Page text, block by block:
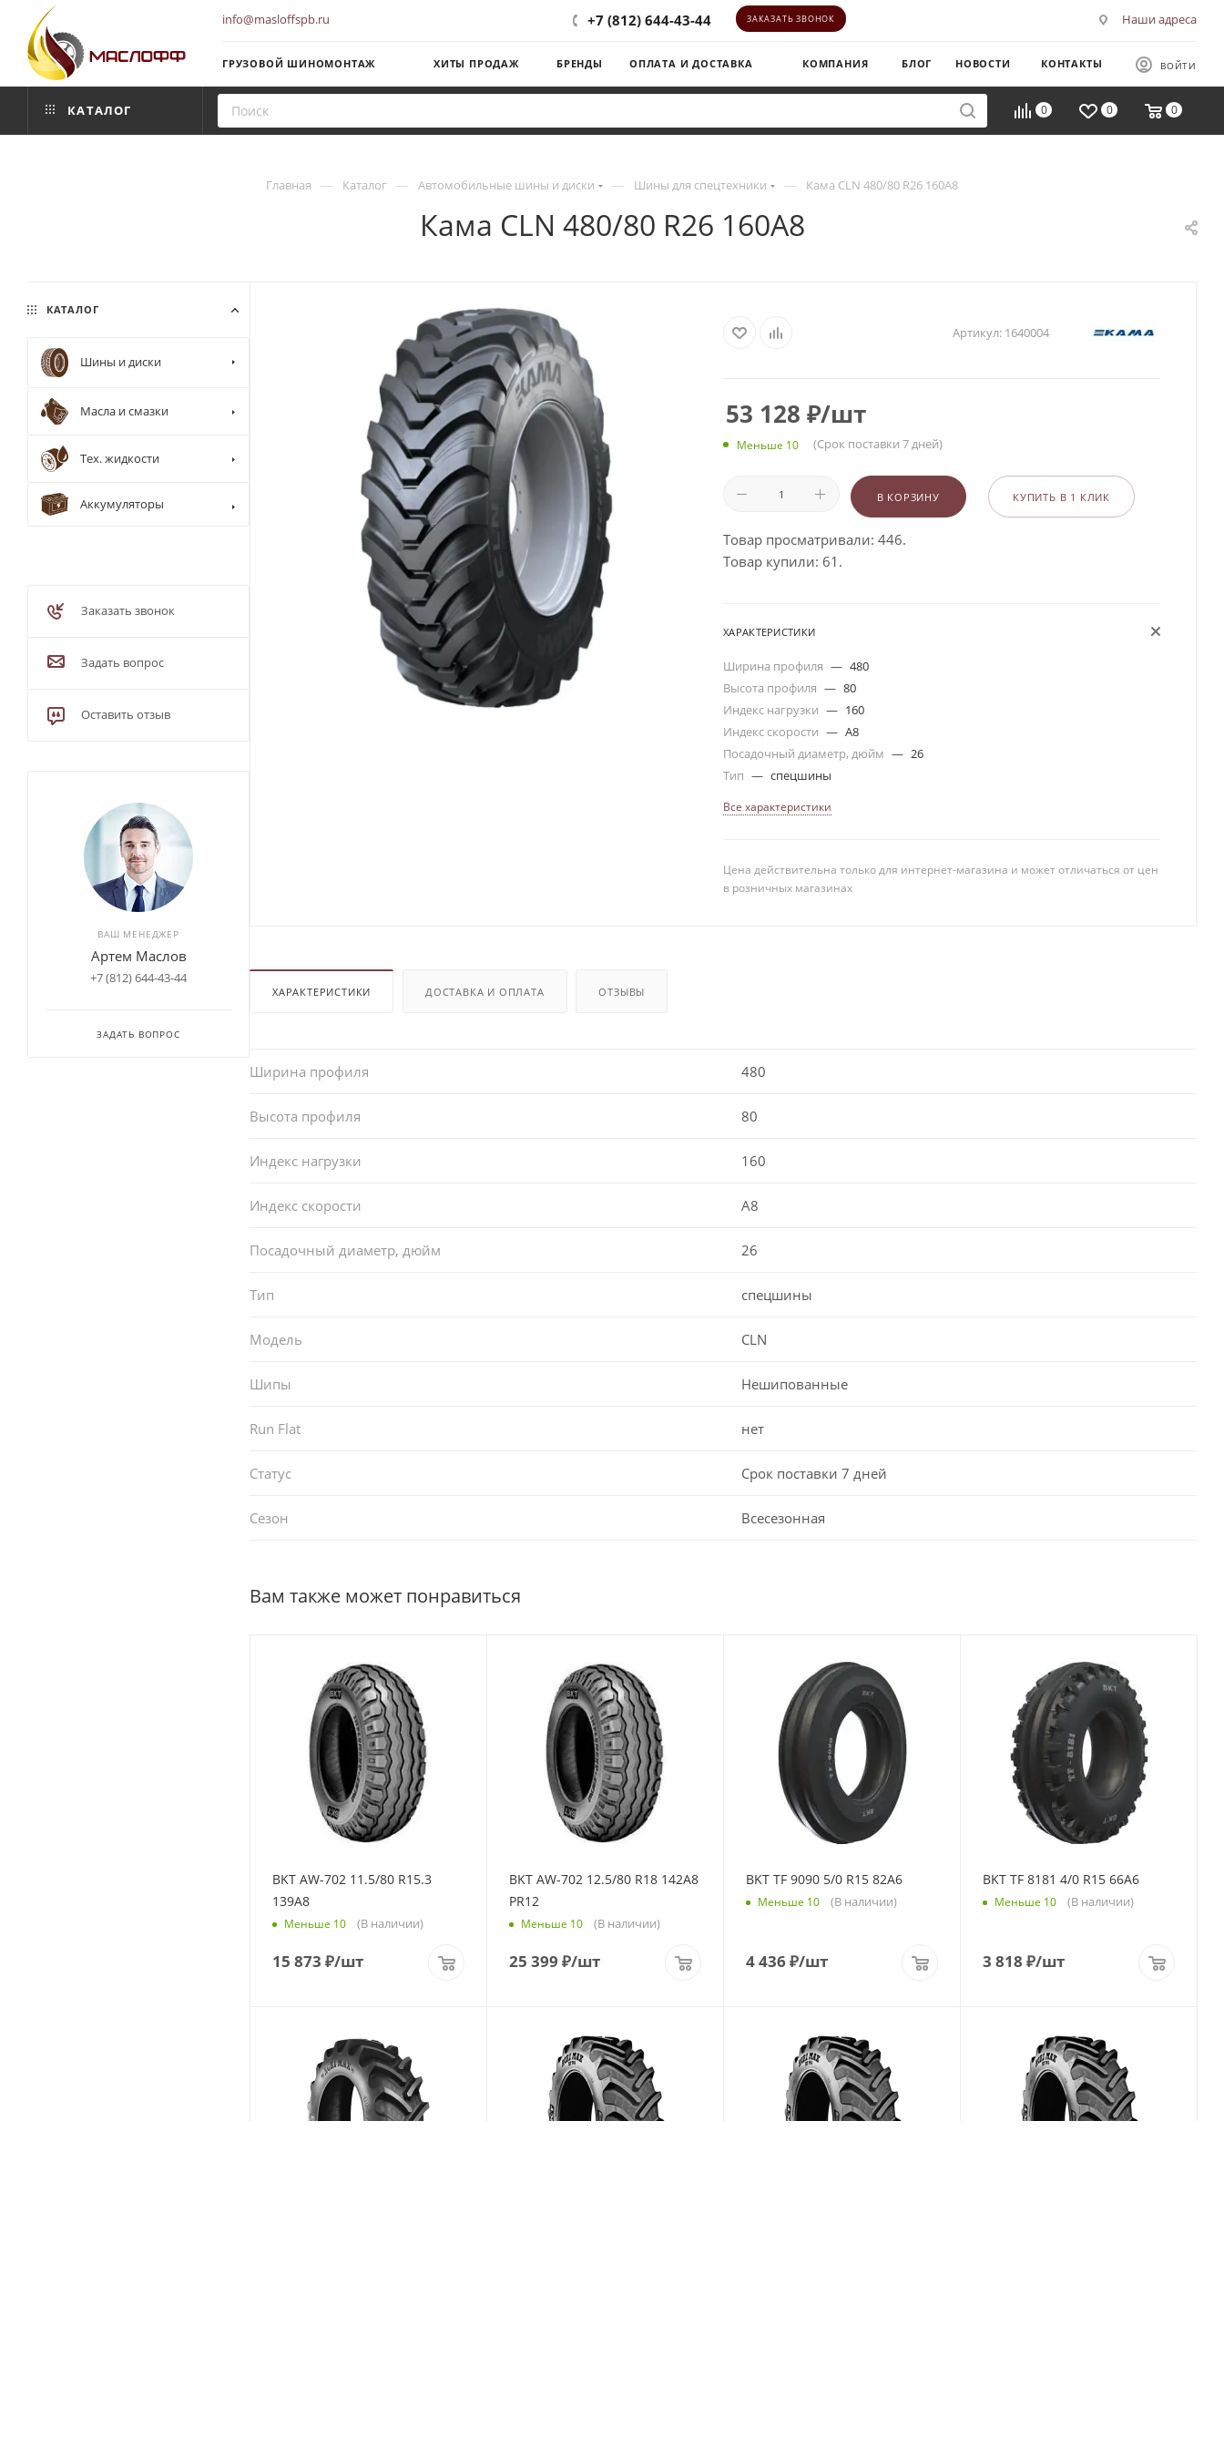
info@masloffspb.ru +7 (812) 644-43-44 ЗАКАЗАТЬ ЗВОНОК Наши адреса
ГРУЗОВОЙ ШИНОМОНТАЖ ХИТЫ ПРОДАЖ БРЕНДЫ ОПЛАТА И ДОСТАВКА КОМПАНИЯ БЛОГ НОВОСТИ КОНТАКТЫ ВОЙТИ
КАТАЛОГ 0 0 0
Главная — Каталог — Автомобильные шины и диски — Шины для спецтехники — Кама CLN 480/80 R26 160A8
Кама CLN 480/80 R26 160A8
Артикул: 1640004
53 128 ₽/шт
Меньше 10 (Срок поставки 7 дней)
В КОРЗИНУ КУПИТЬ В 1 КЛИК
Товар просматривали: 446.
Товар купили: 61.
ХАРАКТЕРИСТИКИ
Ширина профиля — 480
Высота профиля — 80
Индекс нагрузки — 160
Индекс скорости — A8
Посадочный диаметр, дюйм — 26
Тип — спецшины
Все характеристики
Цена действительна только для интернет-магазина и может отличаться от цен
в розничных магазинах
ХАРАКТЕРИСТИКИ ДОСТАВКА И ОПЛАТА ОТЗЫВЫ
Ширина профиля 480
Высота профиля 80
Индекс нагрузки 160
Индекс скорости A8
Посадочный диаметр, дюйм 26
Тип спецшины
Модель CLN
Шипы Нешипованные
Run Flat нет
Статус Срок поставки 7 дней
Сезон Всесезонная
Вам также может понравиться
BKT AW-702 11.5/80 R15.3
139A8
Меньше 10 (В наличии)
15 873 ₽/шт
BKT AW-702 12.5/80 R18 142A8
PR12
Меньше 10 (В наличии)
25 399 ₽/шт
BKT TF 9090 5/0 R15 82A6
Меньше 10 (В наличии)
4 436 ₽/шт
BKT TF 8181 4/0 R15 66A6
Меньше 10 (В наличии)
3 818 ₽/шт
КАТАЛОГ
Шины и диски
Масла и смазки
Тех. жидкости
Аккумуляторы
Заказать звонок
Задать вопрос
Оставить отзыв
ВАШ МЕНЕДЖЕР
Артем Маслов
+7 (812) 644-43-44
ЗАДАТЬ ВОПРОС